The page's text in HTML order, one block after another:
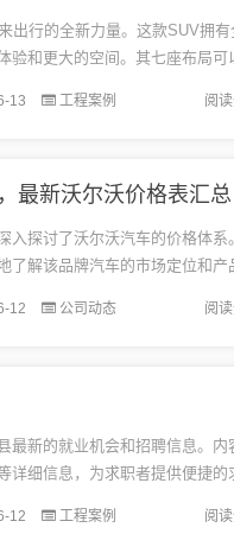
出行的全新力量。这款SUV拥有
验和更大的空间。其七座布局可
性和灵活性。这款SUV的推出，...
阅
13 工程案例
最新沃尔沃价格表汇总
入探讨了沃尔沃汽车的价格体系
了解该品牌汽车的市场定位和产
质、安全性能和卓越的服务质量
阅
12 公司动态
最新的就业机会和招聘信息。内
详细信息，为求职者提供便捷的
概括信息要点。本文目录导读...
阅
12 工程案例